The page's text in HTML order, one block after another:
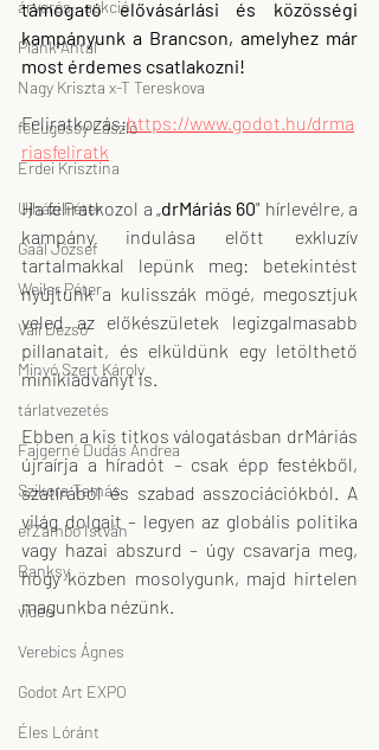
árverés - aukció
Plank Antal
Nagy Kriszta x-T Tereskova
feLugossy László
Erdei Krisztina
Ujházi Péter
Gaál József
Weiler Péter
Váli Dezső
Minyó Szert Károly
tárlatvezetés
Fajgerné Dudás Andrea
Szikora Tamás
efZámbó István
Banksy
video
Verebics Ágnes
Godot Art EXPO
Éles Lóránt
támogató elővásárlási és közösségi
kampányunk a Brancson, amelyhez már
most érdemes csatlakozni!
Feliratkozás:https://www.godot.hu/drma
riasfeliratk
Ha feliratkozol a „drMáriás 60" hírlevélre, a
kampány indulása előtt exkluzív
tartalmakkal lepünk meg: betekintést
nyújtunk a kulisszák mögé, megosztjuk
veled az előkészületek legizgalmasabb
pillanatait, és elküldünk egy letölthető
minikiadványt is.
Ebben a kis titkos válogatásban drMáriás
újraírja a híradót – csak épp festékből,
szatírából és szabad asszociációkból. A
világ dolgait – legyen az globális politika
vagy hazai abszurd – úgy csavarja meg,
hogy közben mosolygunk, majd hirtelen
magunkba nézünk.